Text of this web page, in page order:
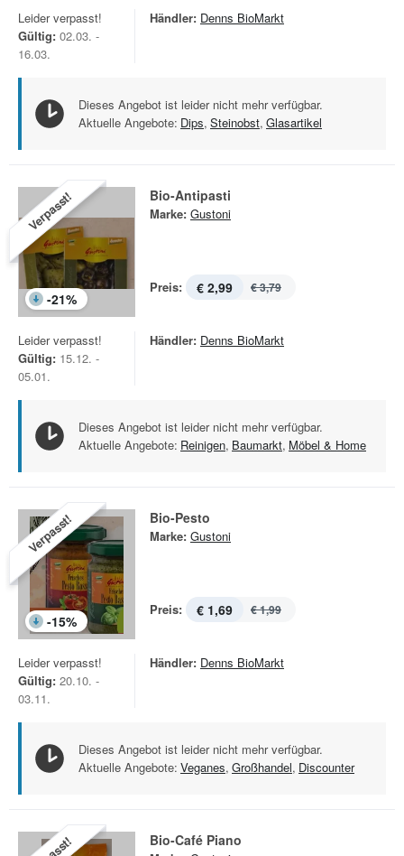
Leider verpasst!
Gültig: 02.03. -
16.03.
Händler: Denns BioMarkt
Dieses Angebot ist leider nicht mehr verfügbar.
Aktuelle Angebote: Dips, Steinobst, Glasartikel
Verpasst!
-21%
Bio-Antipasti
Marke: Gustoni
Preis: € 2,99 € 3,79
Leider verpasst!
Gültig: 15.12. -
05.01.
Händler: Denns BioMarkt
Dieses Angebot ist leider nicht mehr verfügbar.
Aktuelle Angebote: Reinigen, Baumarkt, Möbel & Home
Verpasst!
-15%
Bio-Pesto
Marke: Gustoni
Preis: € 1,69 € 1,99
Leider verpasst!
Gültig: 20.10. -
03.11.
Händler: Denns BioMarkt
Dieses Angebot ist leider nicht mehr verfügbar.
Aktuelle Angebote: Veganes, Großhandel, Discounter
Bio-Café Piano